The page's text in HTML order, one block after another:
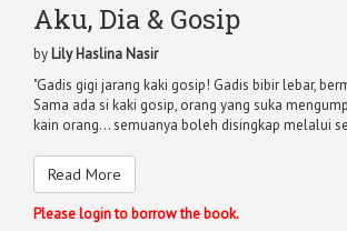
Aku, Dia & Gosip
by Lily Haslina Nasir
"Gadis gigi jarang kaki gosip! Gadis bibir lebar,
Sama ada si kaki gosip, orang yang suka
kain orang... semuanya boleh disingkap melalui
Read More
Please login to borrow the book.